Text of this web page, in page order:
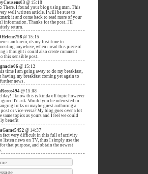
@ 15:18
There. I found your blog using msn. This
well written article. I will be sure to
it and come back to read more of your
information. Thanks for the post. I'll
return.
@ 15:15
i am kavin, its my first time to
anywhere, when i read this piece of
i thought i could also create comment
this sensible post.
@ 15:12
time I am going away to do my breakfast,
having my breakfast coming yet again to
news.
@ 15:08
day! I know this is kinda off topic however
I'd ask. Would you be interested in
links or maybe guest authoring a
or vice-versa? My blog goes over a lot
same topics as yours and I feel we could
benefit
@ 14:37
fact very difficult in this full of activity
listen news on TV, thus I simply use the
that purpose, and obtain the newest